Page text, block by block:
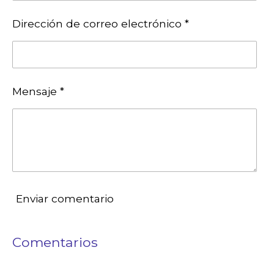
Dirección de correo electrónico *
Mensaje *
Enviar comentario
Comentarios